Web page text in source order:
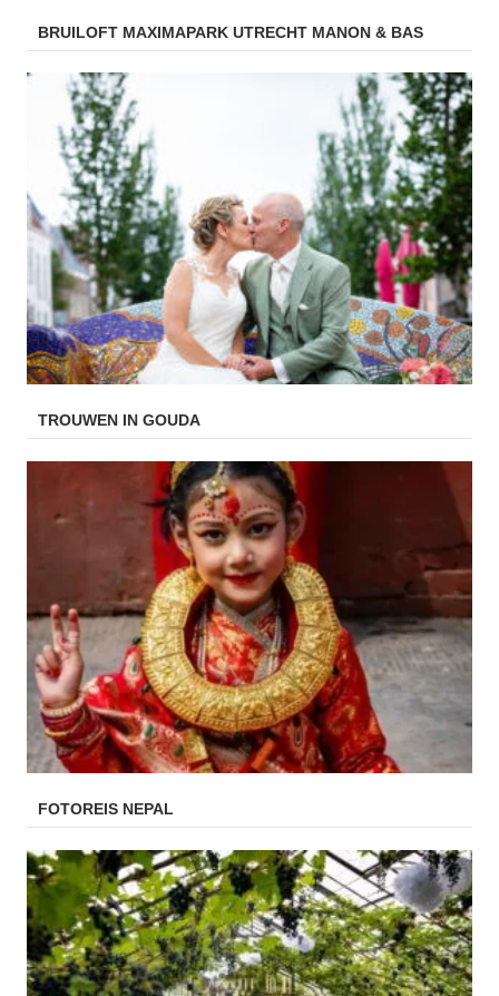
BRUILOFT MAXIMAPARK UTRECHT MANON & BAS
TROUWEN IN GOUDA
FOTOREIS NEPAL